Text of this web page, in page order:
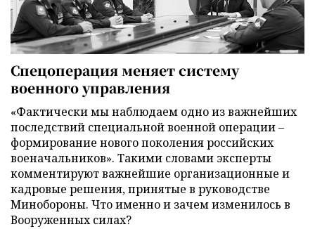
Спецоперация меняет систему
военного управления
«Фактически мы наблюдаем одно из важнейших
последствий специальной военной операции –
формирование нового поколения российских
военачальников». Такими словами эксперты
комментируют важнейшие организационные и
кадровые решения, принятые в руководстве
Минобороны. Что именно и зачем изменилось в
Вооруженных силах?